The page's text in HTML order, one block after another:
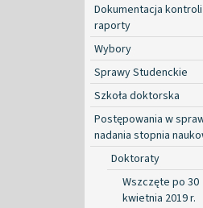
Dokumentacja
raporty
Wybory
Sprawy Studenckie
Szkoła doktorska
Postępowania w
nadania stopnia
Doktoraty
Wszczęte po 30
kwietnia 2019 r.